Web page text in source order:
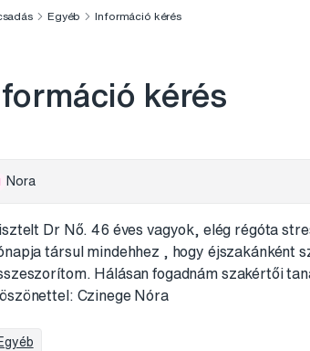
Egyéb Információ kérés
kérés
Nora
Dr Nő. 46 éves vagyok, elég régóta
társul mindehhez , hogy éjszakánként
Hálásan fogadnám szakértői
Czinege Nóra